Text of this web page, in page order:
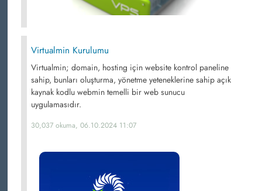
Virtualmin Kurulumu
Virtualmin; domain, hosting için website kontrol paneline
sahip, bunları oluşturma, yönetme yeteneklerine sahip açık
kaynak kodlu webmin temelli bir web sunucu
uygulamasıdır.
30,037 okuma, 06.10.2024 11:07